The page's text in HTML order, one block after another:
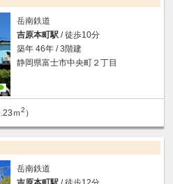
岳南鉄道
吉原本町駅 / 徒歩10分
築年 46年 / 3階建
静岡県富士市中央町２丁目
ｍ2 ）
岳南鉄道